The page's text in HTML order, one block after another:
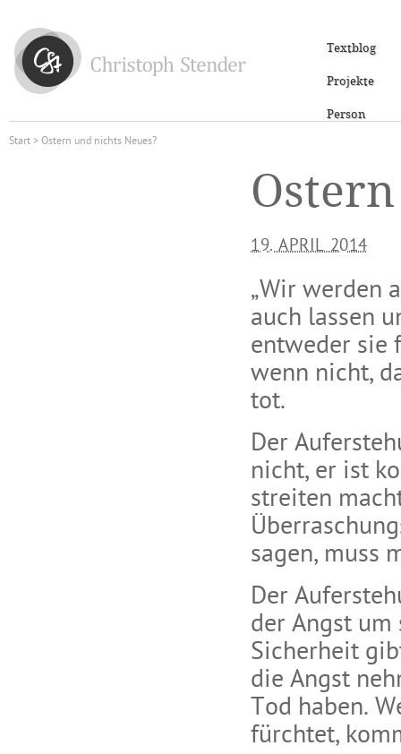
Textblog
Projekte
Person
Start> Ostern und nichts Neues?
19. APRIL 2014
„Wir werden
auch lassen
entweder sie
wenn nicht,
tot.
Der
nicht, er ist
streiten
sagen, muss
Der
der Angst
Sicherheit
die Angst
Tod haben.
fürchtet,